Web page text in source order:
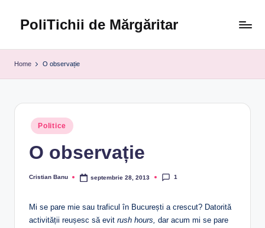
PoliTichii de Mărgăritar
Home O observație
Posted
in
Politice
O observație
Posted
Cristian Banu septembrie 28, 2013 1
Mi se pare mie sau traficul în București a crescut? Datorită
activității reușesc să evit rush hours, dar acum mi se pare